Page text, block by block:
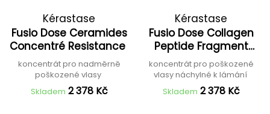
Kérastase
Fusio Dose Ceramides
Concentré Resistance
koncentrát pro nadměrně
poškozené vlasy
Skladem 2 378 Kč
Kérastase
Fusio Dose Collagen
Peptide Fragment
Concentré
koncentrát pro poškozené
vlasy náchylné k lámání
Skladem 2 378 Kč